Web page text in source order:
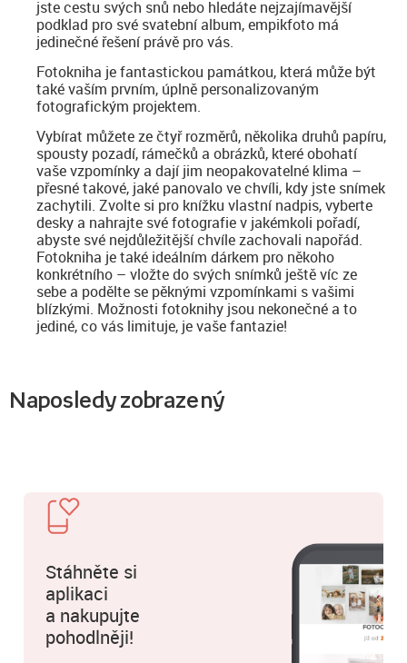
jste cestu svých snů nebo hledáte nejzajímavější
podklad pro své svatební album, empikfoto má
jedinečné řešení právě pro vás.
Fotokniha je fantastickou památkou, která může být
také vaším prvním, úplně personalizovaným
fotografickým projektem.
Vybírat můžete ze čtyř rozměrů, několika druhů papíru,
spousty pozadí, rámečků a obrázků, které obohatí
vaše vzpomínky a dají jim neopakovatelné klima –
přesné takové, jaké panovalo ve chvíli, kdy jste snímek
zachytili. Zvolte si pro knížku vlastní nadpis, vyberte
desky a nahrajte své fotografie v jakémkoli pořadí,
abyste své nejdůležitější chvíle zachovali napořád.
Fotokniha je také ideálním dárkem pro někoho
konkrétního – vložte do svých snímků ještě víc ze
sebe a podělte se pěknými vzpomínkami s vašimi
blízkými. Možnosti fotoknihy jsou nekonečné a to
jediné, co vás limituje, je vaše fantazie!
Naposledy zobrazený
Stáhněte si
aplikaci
a nakupujte
pohodlněji!